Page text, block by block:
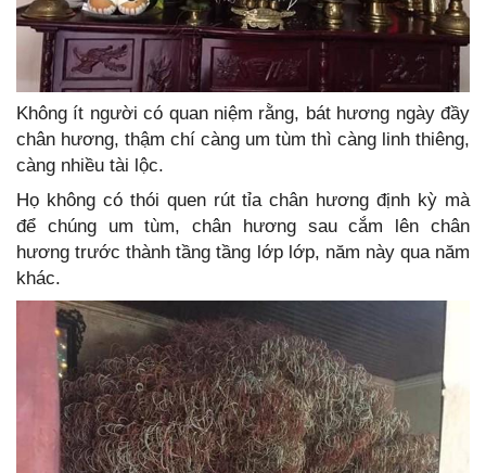
Không ít người có quan niệm rằng, bát hương ngày đầy
chân hương, thậm chí càng um tùm thì càng linh thiêng,
càng nhiều tài lộc.
Họ không có thói quen rút tỉa chân hương định kỳ mà
để chúng um tùm, chân hương sau cắm lên chân
hương trước thành tầng tầng lớp lớp, năm này qua năm
khác.